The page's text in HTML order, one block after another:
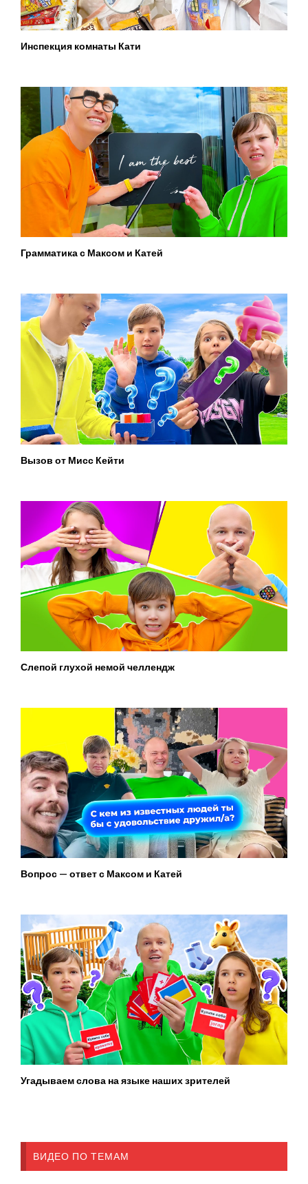
Инспекция комнаты Кати
Грамматика с Максом и Катей
Вызов от Мисс Кейти
Слепой глухой немой челлендж
Вопрос — ответ с Максом и Катей
Угадываем слова на языке наших зрителей
ВИДЕО ПО ТЕМАМ